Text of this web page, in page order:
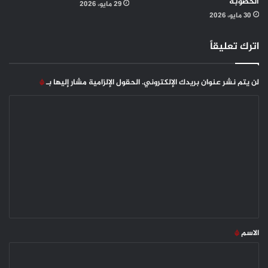
30 مايو، 2026
29 مايو، 2026
اترك تعليقاً
لن يتم نشر عنوان بريدك الإلكتروني.الحقول الإلزامية مشار إليها بـ*
*
الاسم*